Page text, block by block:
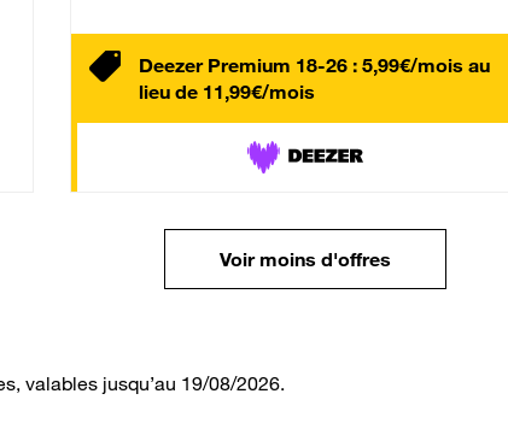
Deezer Premium 18-26 : 5,99€/mois au
lieu de 11,99€/mois
Voir moins d'offres
valables jusqu’au 19/08/2026.